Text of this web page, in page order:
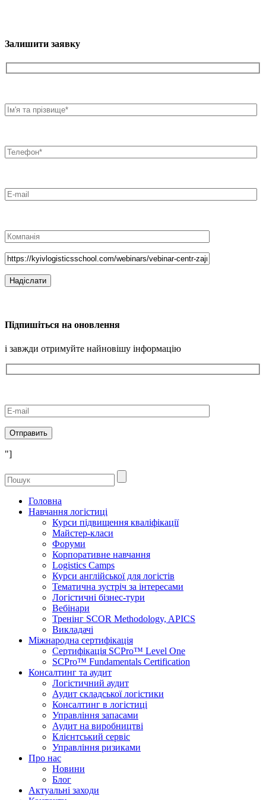
Залишити заявку
Підпишіться на оновлення
і завжди отримуйте найновішу інформацію
"]
Головна
Навчання логістиці
Курси підвищення кваліфікації
Майстер-класи
Форуми
Корпоративне навчання
Logistics Camps
Курси англійської для логістів
Тематична зустріч за інтересами
Логістичні бізнес-тури
Вебінари
Тренінг SCOR Methodology, APICS
Викладачі
Міжнародна сертифікація
Сертифікація SCPro™ Level One
SCPro™ Fundamentals Certification
Консалтинг та аудит
Логістичний аудит
Аудит складської логістики
Консалтинг в логістиці
Управління запасами
Аудит на виробництві
Клієнтський сервіс
Управління ризиками
Про нас
Новини
Блог
Актуальні заходи